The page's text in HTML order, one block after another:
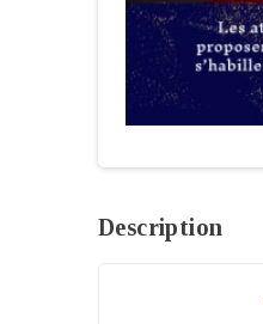
Description